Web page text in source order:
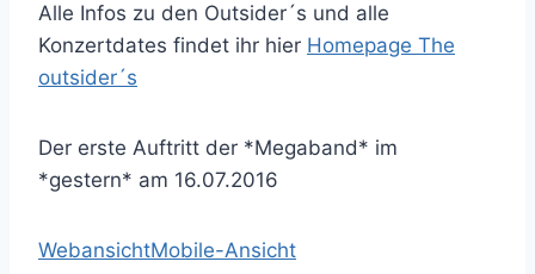
Alle Infos zu den Outsider´s und alle
Konzertdates findet ihr hier Homepage The
outsider´s
Der erste Auftritt der *Megaband* im
*gestern* am 16.07.2016
WebansichtMobile-Ansicht